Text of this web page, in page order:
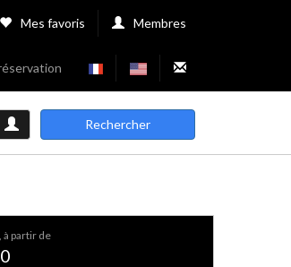
Mes favoris Membres
Rechercher
à partir de